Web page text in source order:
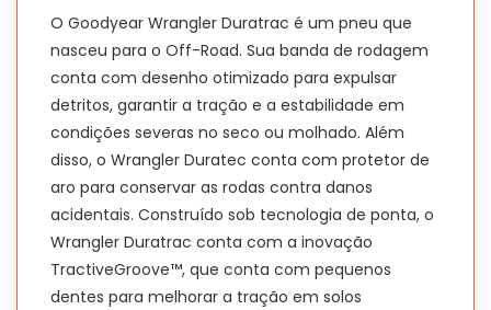
O Goodyear Wrangler Duratrac é um pneu que
nasceu para o Off-Road. Sua banda de rodagem
conta com desenho otimizado para expulsar
detritos, garantir a tração e a estabilidade em
condições severas no seco ou molhado. Além
disso, o Wrangler Duratec conta com protetor de
aro para conservar as rodas contra danos
acidentais. Construído sob tecnologia de ponta, o
Wrangler Duratrac conta com a inovação
TractiveGroove™, que conta com pequenos
dentes para melhorar a tração em solos